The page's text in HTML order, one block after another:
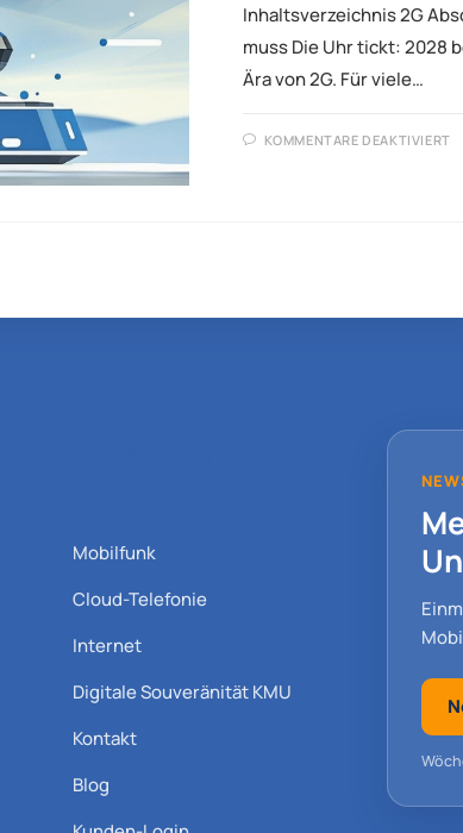
Inhaltsverzeichnis 2G
muss Die Uhr tickt: 2028
Ära von 2G. Für viele…
KOMMENTARE DEAKTIVIERT
Mobilfunk
Cloud-Telefonie
Internet
Digitale Souveränität KMU
Kontakt
Blog